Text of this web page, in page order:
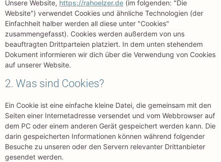
Unsere Website, https://rahoelzer.de (im folgenden: "Die
Website") verwendet Cookies und ähnliche Technologien (der
Einfachheit halber werden all diese unter "Cookies"
zusammengefasst). Cookies werden außerdem von uns
beauftragten Drittparteien platziert. In dem unten stehendem
Dokument informieren wir dich über die Verwendung von Cookies
auf unserer Website.
2. Was sind Cookies?
Ein Cookie ist eine einfache kleine Datei, die gemeinsam mit den
Seiten einer Internetadresse versendet und vom Webbrowser auf
dem PC oder einem anderen Gerät gespeichert werden kann. Die
darin gespeicherten Informationen können während folgender
Besuche zu unseren oder den Servern relevanter Drittanbieter
gesendet werden.